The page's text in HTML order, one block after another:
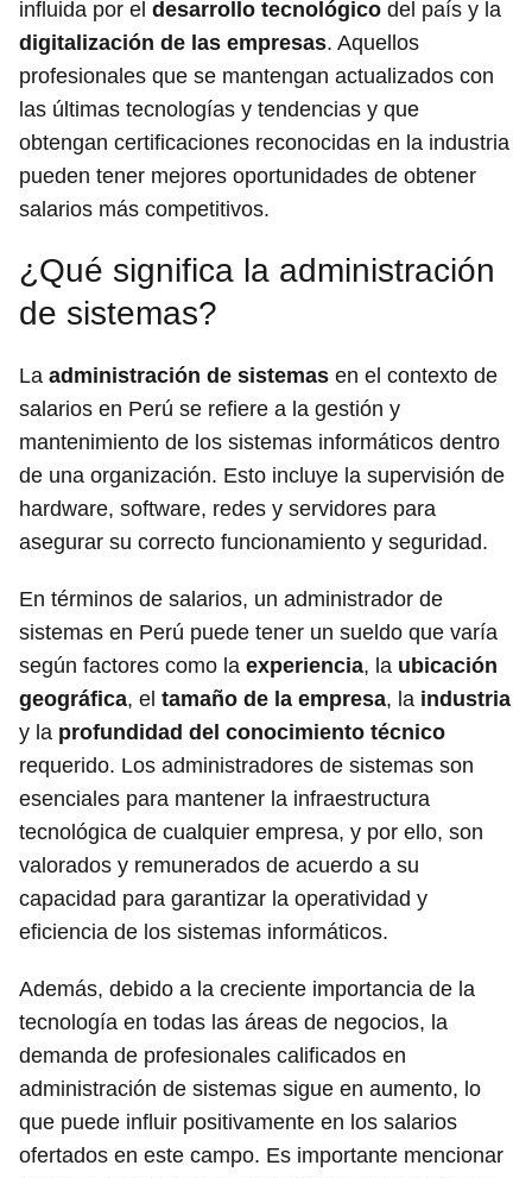
influida por el desarrollo tecnológico del país y la
digitalización de las empresas. Aquellos
profesionales que se mantengan actualizados con
las últimas tecnologías y tendencias y que
obtengan certificaciones reconocidas en la industria
pueden tener mejores oportunidades de obtener
salarios más competitivos.
¿Qué significa la administración
de sistemas?
La administración de sistemas en el contexto de
salarios en Perú se refiere a la gestión y
mantenimiento de los sistemas informáticos dentro
de una organización. Esto incluye la supervisión de
hardware, software, redes y servidores para
asegurar su correcto funcionamiento y seguridad.
En términos de salarios, un administrador de
sistemas en Perú puede tener un sueldo que varía
según factores como la experiencia, la ubicación
geográfica, el tamaño de la empresa, la industria
y la profundidad del conocimiento técnico
requerido. Los administradores de sistemas son
esenciales para mantener la infraestructura
tecnológica de cualquier empresa, y por ello, son
valorados y remunerados de acuerdo a su
capacidad para garantizar la operatividad y
eficiencia de los sistemas informáticos.
Además, debido a la creciente importancia de la
tecnología en todas las áreas de negocios, la
demanda de profesionales calificados en
administración de sistemas sigue en aumento, lo
que puede influir positivamente en los salarios
ofertados en este campo. Es importante mencionar